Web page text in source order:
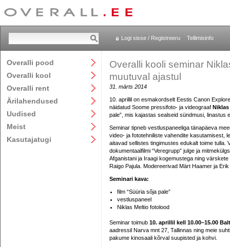
Logi sisse / Registreeru Tellimisinfo
Overalli pood
Overalli kool
Overalli rent
Ärilahendused
Uudised
Meist
Kasutajatugi
Overalli kooli seminar
muutuval ajastul
31. märts 2014
10. aprillil on esmakordselt Eestis Canon
näidatud Soome pressifoto- ja videograaf
pale”, mis kajastas sealseid sündmusi, linastus
Seminar tipneb vestluspaneeliga tänapäeva
video- ja fototehniliste vahendite kasutamisest,
aitavad sellistes tingimustes edukalt toime tulla.
dokumentaalfilmi “Veregrupp” julge ja
Afganistani ja Iraagi kogemustega ning
Raigo Pajula. Modereerivad Märt Haamer ja
Seminari kava:
film “Süüria sõja pale”
vestluspaneel
Niklas Meltio fotolood
Seminar toimub 10. aprillil kell 10.00–15.00
aadressil Narva mnt 27, Tallinnas ning meie
pakume kinosaali kõrval suupisted ja kohvi.